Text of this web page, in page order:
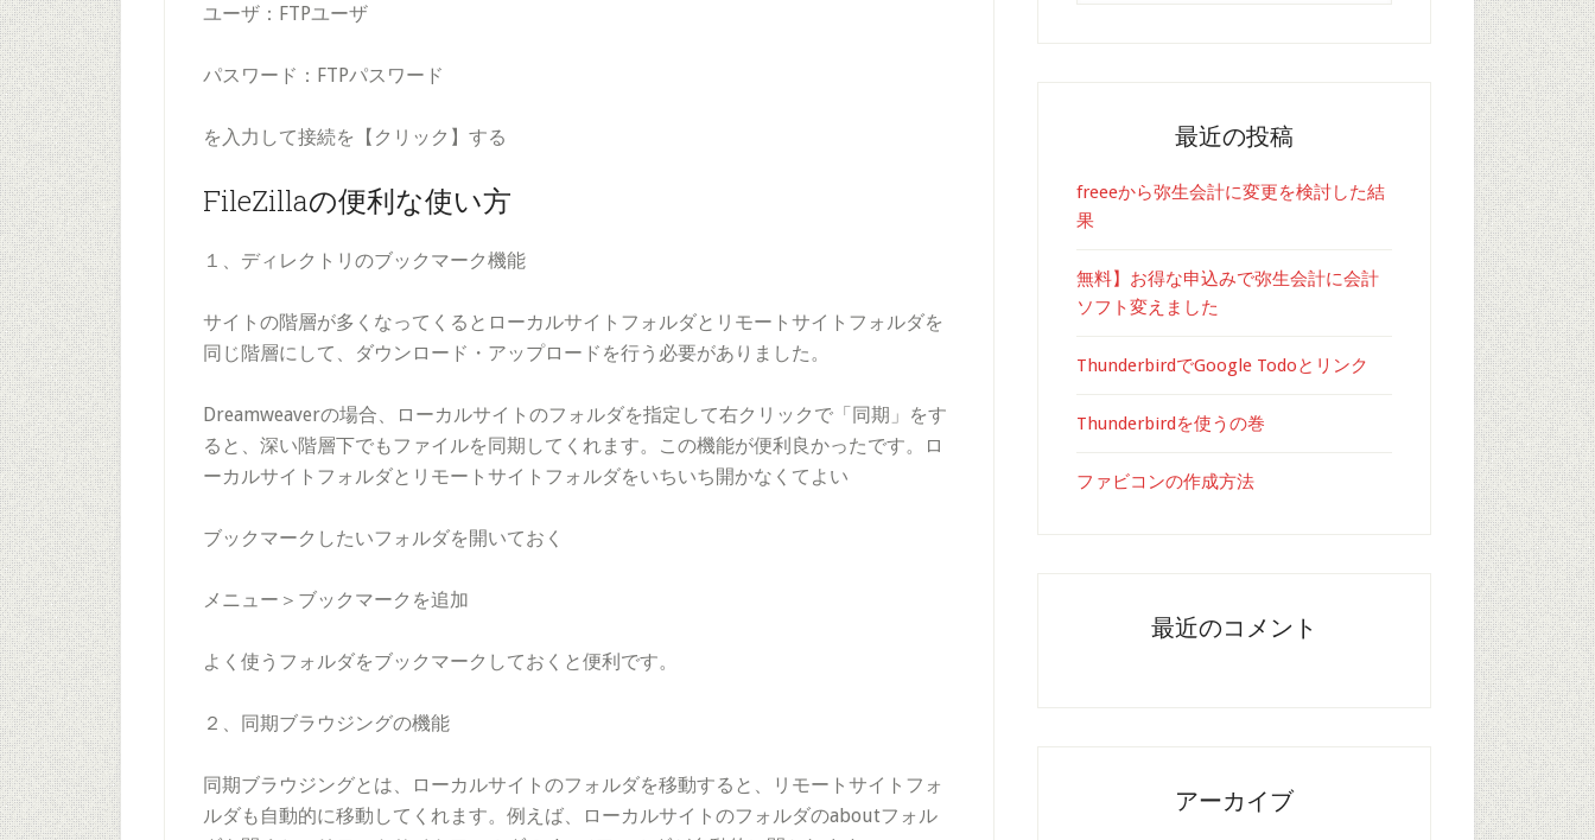
ユーザ：FTPユーザ
パスワード：FTPパスワード
を入力して接続を【クリック】する
FileZillaの便利な使い方
１、ディレクトリのブックマーク機能
サイトの階層が多くなってくるとローカルサイトフォルダとリモートサイトフォルダを
同じ階層にして、ダウンロード・アップロードを行う必要がありました。
Dreamweaverの場合、ローカルサイトのフォルダを指定して右クリックで「同期」をす
ると、深い階層下でもファイルを同期してくれます。この機能が便利良かったです。ロ
ーカルサイトフォルダとリモートサイトフォルダをいちいち開かなくてよい
ブックマークしたいフォルダを開いておく
メニュー＞ブックマークを追加
よく使うフォルダをブックマークしておくと便利です。
２、同期ブラウジングの機能
同期ブラウジングとは、ローカルサイトのフォルダを移動すると、リモートサイトフォ
ルダも自動的に移動してくれます。例えば、ローカルサイトのフォルダのaboutフォル
最近の投稿
freeeから弥生会計に変更を検討した結
果
無料】お得な申込みで弥生会計に会計
ソフト変えました
ThunderbirdでGoogle Todoとリンク
Thunderbirdを使うの巻
ファビコンの作成方法
最近のコメント
アーカイブ